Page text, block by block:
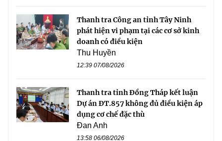
Thanh tra Công an tỉnh Tây Ninh
phát hiện vi phạm tại các cơ sở kinh
doanh có điều kiện
Thu Huyền
12:39 07/08/2026
Thanh tra tỉnh Đồng Tháp kết luận
Dự án ĐT.857 không đủ điều kiện áp
dụng cơ chế đặc thù
Đan Anh
13:58 06/08/2026